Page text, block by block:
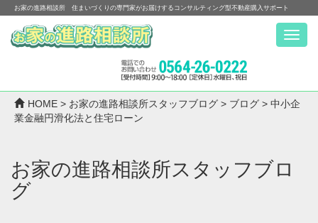
お家の進路相談所 住まいづくりの専門家がお届けするコンサルティング型不動産購入サポート
Menu
HOME > お家の進路相談所スタッフブログ > ブログ > 中小企
業金融円滑化法と住宅ローン
お家の進路相談所スタッフブロ
グ